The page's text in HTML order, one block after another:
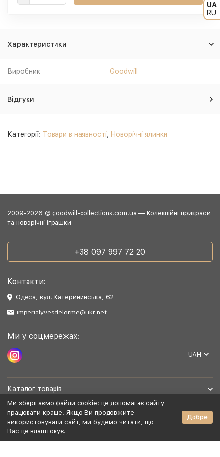
UA
RU
Характеристики
Виробник Goodwill
Відгуки
Категорії: Товари в наявності Новорічні ялинки
2009-2026 © goodwill-collections.com.ua — Колекційні прикраси
та новорічні іграшки
+38 097 997 72 20
Контакти:
Одеса, вул. Катерининська, 62
imperialyvesdelorme@ukr.net
Ми у соцмережах:
UAH
Каталог товарів
Допомога
Політика конфіденційності
Ми зберігаємо файли cookie: це допомагає сайту
працювати краще. Якщо Ви продовжите
використовувати сайт, ми будемо читати, що
Вас це влаштовує.
Добре